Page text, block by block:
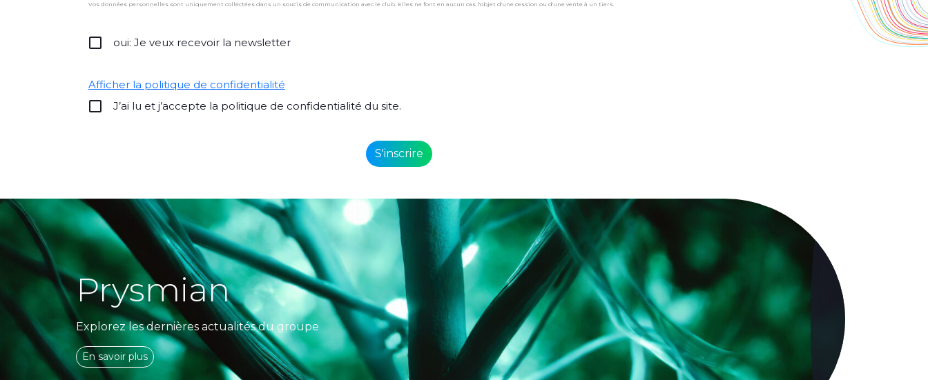
Vos données personnelles sont uniquement collectées dans un soucis de communication avec le club. Elles ne font en aucun cas l'objet d'une cession ou d'une vente à un tiers.
oui: Je veux recevoir la newsletter
Afficher la politique de confidentialité
J’ai lu et j’accepte la politique de confidentialité du site.
Prysmian
Explorez les dernières actualités du groupe
En savoir plus